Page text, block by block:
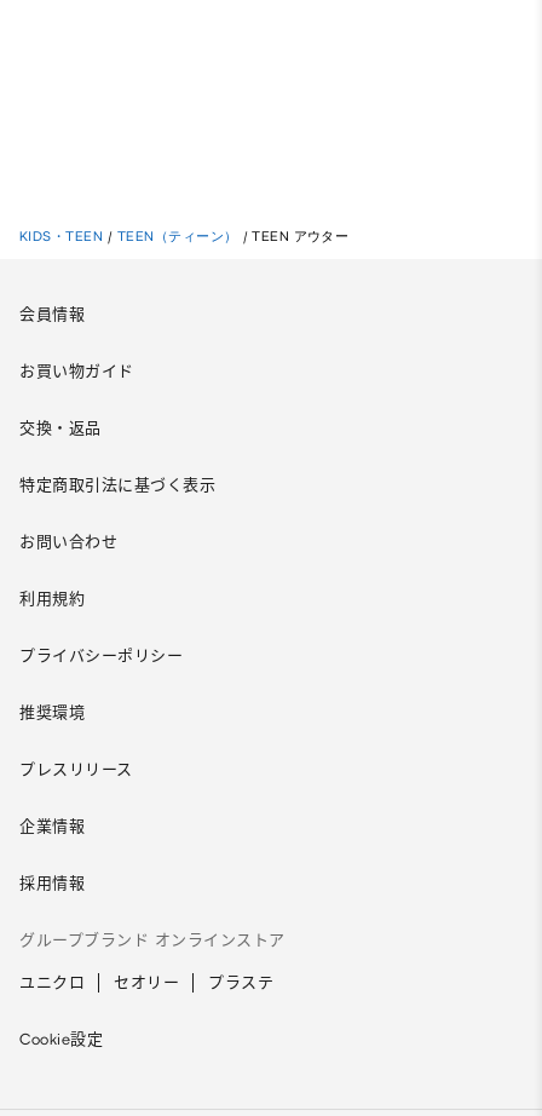
KIDS・TEEN / TEEN（ティーン） / TEEN アウター
会員情報
お買い物ガイド
交換・返品
特定商取引法に基づく表示
お問い合わせ
利用規約
プライバシーポリシー
推奨環境
プレスリリース
企業情報
採用情報
グループブランド オンラインストア
ユニクロ セオリー プラステ
Cookie設定